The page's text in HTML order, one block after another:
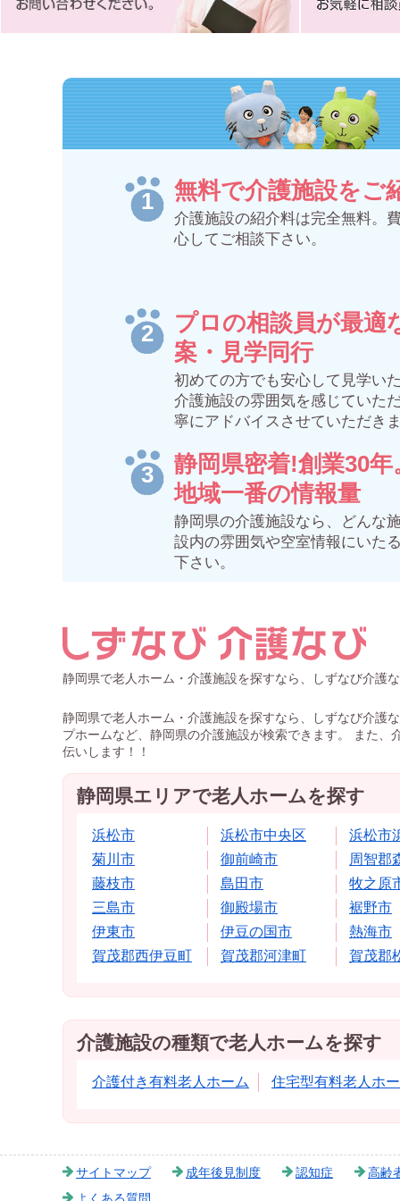
無料で介護施設をご
介護施設の紹介料は完全無料。
心してご相談下さい。
プロの相談員が最適
案・見学同行
初めての方でも安心して見学い
介護施設の雰囲気を感じていた
寧にアドバイスさせていただき
静岡県密着!創業30年
地域一番の情報量
静岡県の介護施設なら、どんな
設内の雰囲気や空室情報にいた
下さい。
静岡県で老人ホーム・介護施設を探すなら、しずなび介護
静岡県で老人ホーム・介護施設を探すなら、しずなび介護
プホームなど、静岡県の介護施設が検索できます。 また
伝いします！！
静岡県エリアで老人ホームを探す
浜松市 浜松市中央区
浜松市
菊川市
御前崎市
周智郡
藤枝市
島田市
牧之原
三島市
御殿場市
裾野市
伊東市
伊豆の国市
熱海市
賀茂郡西伊豆町
賀茂郡河津町 賀茂郡
介護施設の種類で老人ホームを探す
介護付き有料老人ホーム 住宅型有料老人ホ
サイトマップ 成年後見制度 認知症
高齢